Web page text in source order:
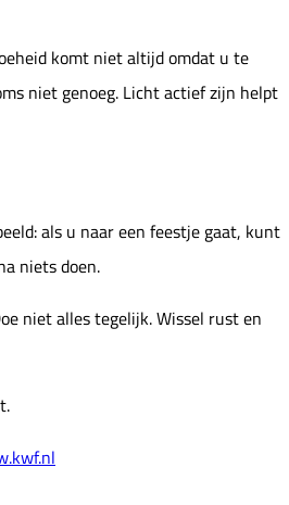
komt niet altijd omdat u te
niet genoeg. Licht actief zijn helpt
als u naar een feestje gaat, kunt
niets doen.
niet alles tegelijk. Wissel rust en